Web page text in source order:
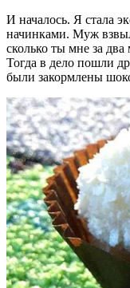
И началось. Я стала
начинками. Муж
сколько ты мне за
Тогда в дело пошли
были закормлены